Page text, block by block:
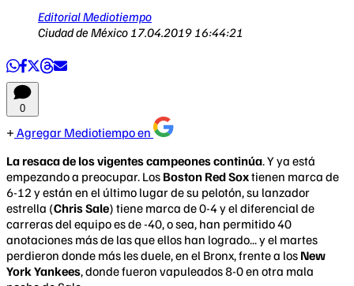
Editorial Mediotiempo
Ciudad de México 17.04.2019 16:44:21
0
Agregar Mediotiempo en
La resaca de los vigentes campeones continúa. Y ya está
empezando a preocupar. Los Boston Red Soxtienen marca de
6-12 y están en el último lugar de su pelotón, su lanzador
estrella (Chris Sale) tiene marca de 0-4 y el diferencial de
carreras del equipo es de -40, o sea, han permitido 40
anotaciones más de las que ellos han logrado... y el martes
perdieron donde más les duele, en el Bronx, frente a los New
York Yankees, donde fueron vapuleados 8-0 en otra mala